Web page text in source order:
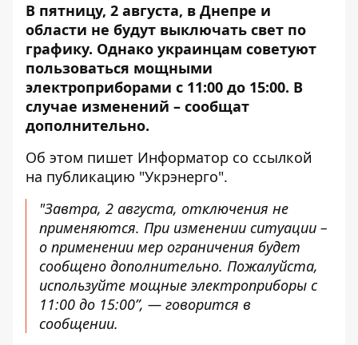
В пятницу, 2 августа, в Днепре и
области не будут выключать свет по
графику. Однако украинцам советуют
пользоваться мощными
электроприборами с 11:00 до 15:00. В
случае изменений – сообщат
дополнительно.
Об этом пишет Информатор со ссылкой
на публикацию "Укрэнерго".
"Завтра, 2 августа, отключения не
применяются. При изменении ситуации –
о применении мер ограничения будет
сообщено дополнительно. Пожалуйста,
используйте мощные электроприборы с
11:00 до 15:00”, — говорится в
сообщении.